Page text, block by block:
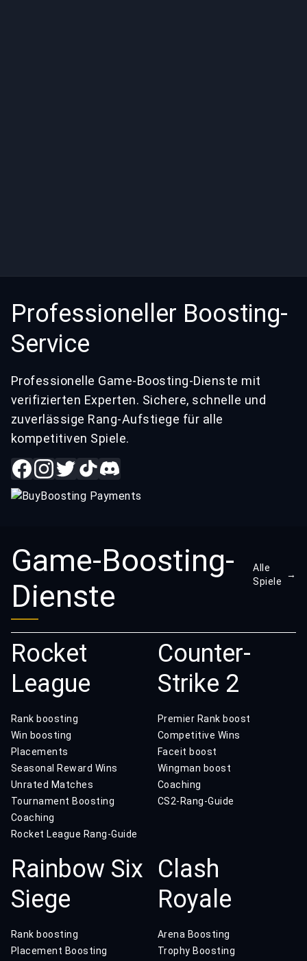
Professioneller Boosting-
Service
Professionelle Game-Boosting-Dienste mit
verifizierten Experten. Sichere, schnelle und
zuverlässige Rang-Aufstiege für alle
kompetitiven Spiele.
Game-Boosting-
Dienste
Alle
Spiele
→
Rocket
League
Rank boosting
Win boosting
Placements
Seasonal Reward Wins
Unrated Matches
Tournament Boosting
Coaching
Rocket League Rang-Guide
Counter-
Strike 2
Premier Rank boost
Competitive Wins
Faceit boost
Wingman boost
Coaching
CS2-Rang-Guide
Rainbow Six
Siege
Rank boosting
Placement Boosting
Clash
Royale
Arena Boosting
Trophy Boosting